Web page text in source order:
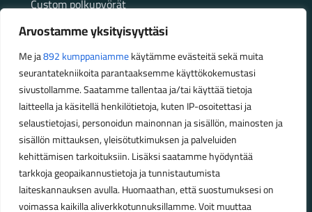
Arvostamme yksityisyyttäsi
Me ja892 kumppaniammekäytämme evästeitä sekä muita
seurantatekniikoita parantaaksemme käyttökokemustasi
sivustollamme. Saatamme tallentaa ja/tai käyttää tietoja
laitteella ja käsitellä henkilötietoja, kuten IP-osoitettasi ja
selaustietojasi, personoidun mainonnan ja sisällön, mainosten ja
sisällön mittauksen, yleisötutkimuksen ja palveluiden
kehittämisen tarkoituksiin. Lisäksi saatamme hyödyntää
tarkkoja geopaikannustietoja ja tunnistautumista
laiteskannauksen avulla. Huomaathan, että suostumuksesi on
voimassa kaikilla aliverkkotunnuksillamme. Voit muuttaa
Fatbikellä helppoa ja huoletonta etenemistä
maastossa
Aukioloajat
Talvikauden aukioloajat (1.10.2025 – 28.2.2026)
Ma-Pe 10-18
La 10-14
Kesäkauden aukioloajat (1.3.2026 – 30.9.2026)
Ma-Pe 10-18